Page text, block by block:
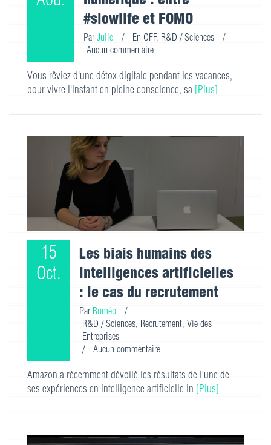
#slowlife et FOMO
Par Julie / En OFF, R&D / Sciences
/
Aucun commentaire
Vous rêviez d'une détox digitale pendant les vacances,
pour vivre l'instant en pleine conscience, sa [Plus]
15
Oct.
Les biais humains des
intelligences artificielles
: le cas du recrutement
Par Roméo
/
R&D / Sciences, Recrutement, Vie des
Entreprises
/
Aucun commentaire
Amazon a récemment dévoilé les résultats de l’une de
ses expériences en intelligence artificielle in [Plus]